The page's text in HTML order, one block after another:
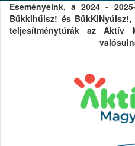
Eseményeink, a 2024 -
Bükkihűlsz! és
teljesítménytúrák az Aktív